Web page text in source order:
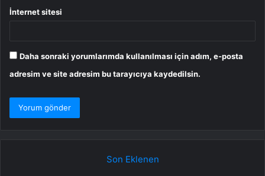
İnternet sitesi
Daha sonraki yorumlarımda kullanılması için adım, e-posta
adresim ve site adresim bu tarayıcıya kaydedilsin.
Son Eklenen